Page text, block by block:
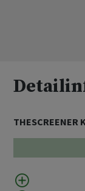
THESCREENER